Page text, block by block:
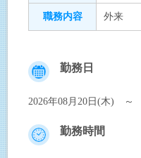
職務内容 外来
勤務日
2026年08月20日(木) ～
勤務時間